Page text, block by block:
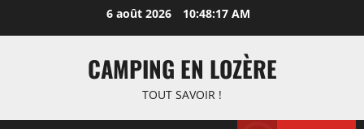
6 août 2026 10:48:17 AM
CAMPING EN LOZÈRE
TOUT SAVOIR !